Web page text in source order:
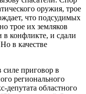
оружия, трое
что подсудимых
трое их земляков
в конфликте, и сдали
в качестве
силе приговор в
регионального
областного